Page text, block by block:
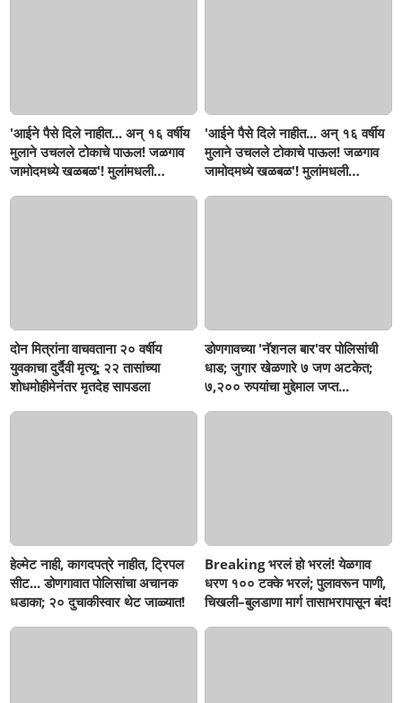
'आईने पैसे दिले नाहीत... अन् १६ वर्षीय
मुलाने उचलले टोकाचे पाऊल! जळगाव
जामोदमध्ये खळबळ'! मुलांमधली
'आईने पैसे दिले नाहीत... अन् १६ वर्षीय
मुलाने उचलले टोकाचे पाऊल! जळगाव
जामोदमध्ये खळबळ'! मुलांमधली
दोन मित्रांना वाचवताना २० वर्षीय
युवकाचा दुर्दैवी मृत्यू; २२ तासांच्या
शोधमोहीमेनंतर मृतदेह सापडला
डोणगावच्या 'नॅशनल बार'वर पोलिसांची
धाड; जुगार खेळणारे ७ जण अटकेत;
७,२०० रुपयांचा मुद्देमाल जप्त...
हेल्मेट नाही, कागदपत्रे नाहीत, ट्रिपल
सीट... डोणगावात पोलिसांचा अचानक
धडाका; २० दुचाकीस्वार थेट जाळ्यात!
Breaking भरलं हो भरलं! येळगाव
धरण १०० टक्के भरलं; पुलावरून पाणी,
चिखली–बुलडाणा मार्ग तासाभरापासून बंद!